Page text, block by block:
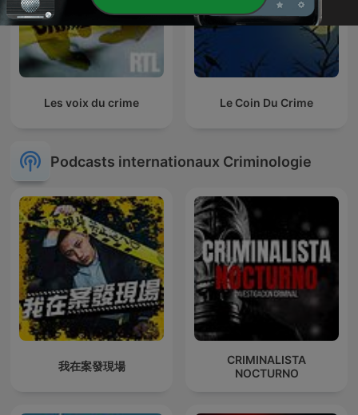
Les voix du crime Le Coin Du Crime
Podcasts internationaux Criminologie
我在案發現場
CRIMINALISTA
NOCTURNO